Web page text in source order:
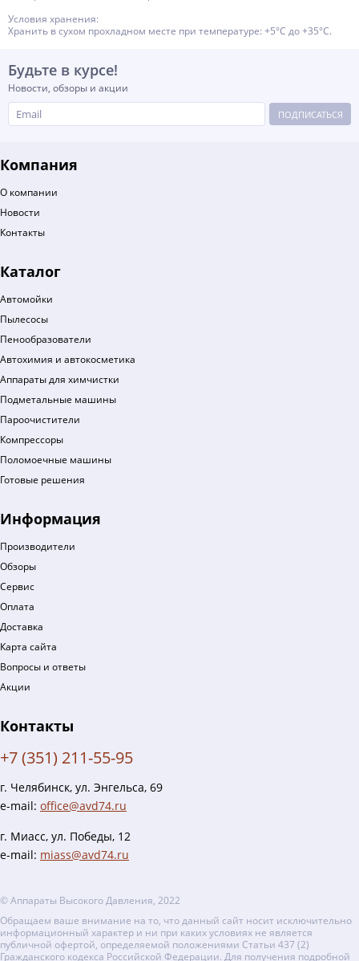
Условия хранения:
Хранить в сухом прохладном месте при температуре: +5°С до +35°С.
Будьте в курсе!
Новости, обзоры и акции
ПОДПИСАТЬСЯ
Компания
О компании
Новости
Контакты
Каталог
Автомойки
Пылесосы
Пенообразователи
Автохимия и автокосметика
Аппараты для химчистки
Подметальные машины
Пароочистители
Компрессоры
Поломоечные машины
Готовые решения
Информация
Производители
Обзоры
Сервис
Оплата
Доставка
Карта сайта
Вопросы и ответы
Акции
Контакты
+7 (351) 211-55-95
г. Челябинск, ул. Энгельса, 69
e-mail: office@avd74.ru
г. Миасс, ул. Победы, 12
e-mail: miass@avd74.ru
© Аппараты Высокого Давления, 2022
Обращаем ваше внимание на то, что данный сайт носит исключительно
информационный характер и ни при каких условиях не является
публичной офертой, определяемой положениями Статьи 437 (2)
Гражданского кодекса Российской Федерации. Для получения подробной